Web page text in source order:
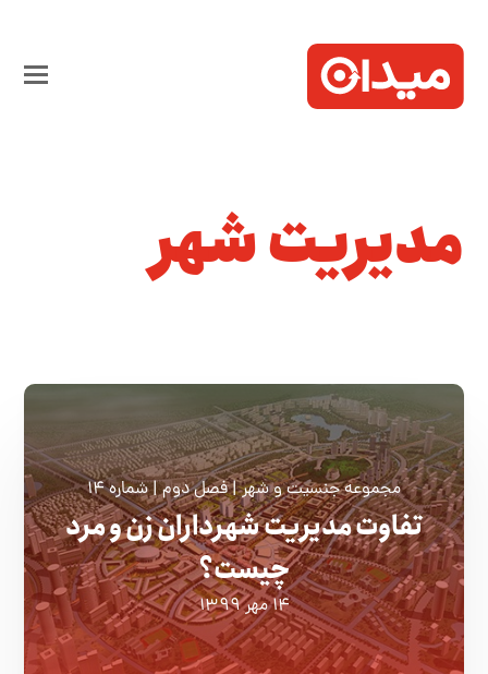
مدیریت شهر
مجموعه جنسیت و شهر | فصل دوم | شماره ۱۴
تفاوت مدیریت شهرداران زن و مرد
چیست؟
۱۴ مهر ۱۳۹۹